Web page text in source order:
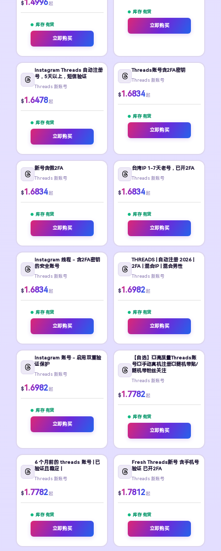
$1.4996 起
库存 有货
立即购买
库存 有货
立即购买
Instagram Threads 自动注册
号，5天以上，短信验证
Threads 新账号
$1.6478 起
库存 有货
立即购买
Threads账号含2FA密钥
Threads 新账号
$1.6834 起
库存 有货
立即购买
新号含假2FA
Threads 新账号
$1.6834 起
库存 有货
立即购买
台湾IP 1-7天老号，已开2FA
Threads 新账号
$1.6834 起
库存 有货
立即购买
Instagram 线程 - 含2FA密钥
的安全账号
Threads 新账号
$1.6834 起
库存 有货
立即购买
THREADS | 自动注册 2026 |
2FA | 混合IP | 混合男性
Threads 新账号
$1.6982 起
库存 有货
立即购买
Instagram 账号 - 启用双重验
证保护
Threads 新账号
$1.6982 起
库存 有货
立即购买
【自选】💥高质量Threads账
号💥手动真机注册💥随机带贴/
随机带粉丝关注
Threads 新账号
$1.7782 起
库存 有货
立即购买
6 个月前的 threads 账号 | 已
验证且稳定 |
Threads 新账号
$1.7782 起
库存 有货
立即购买
Fresh Threads新号 含手机号
验证 已开2FA
Threads 新账号
$1.7812 起
库存 有货
立即购买